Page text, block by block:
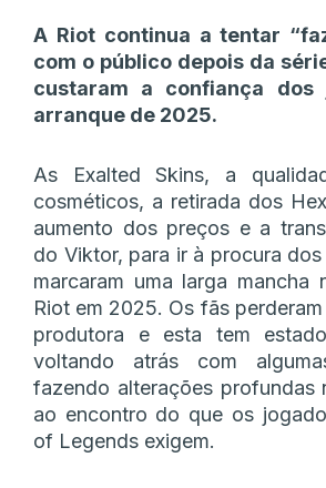
A Riot continua a tentar
com o público depois da
custaram a confiança dos
arranque de 2025.
As Exalted Skins, a
cosméticos, a retirada dos
aumento dos preços e a
do Viktor, para ir à procura
marcaram uma larga mancha
Riot em 2025. Os fãs
produtora e esta tem
voltando atrás com
fazendo alterações profundas
ao encontro do que os
of Legends exigem.